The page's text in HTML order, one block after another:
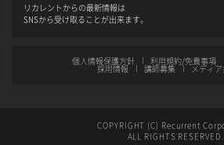
リカレントからの最新情報は
SNSから受け取ることが出来ます。
個人情報保護方針 利用規約/免責事項
採用情報 講師募集 メディ
COPYRIGHT (C) Recurrent
ALL RIGHTS RESERVED.